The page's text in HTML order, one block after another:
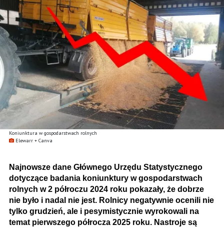
Koniunktura w gospodarstwach rolnych
Elewarr + Canva
Najnowsze dane Głównego Urzędu Statystycznego
dotyczące badania koniunktury w gospodarstwach
rolnych w 2 półroczu 2024 roku pokazały, że dobrze
nie było i nadal nie jest. Rolnicy negatywnie ocenili nie
tylko grudzień, ale i pesymistycznie wyrokowali na
temat pierwszego półrocza 2025 roku. Nastroje są